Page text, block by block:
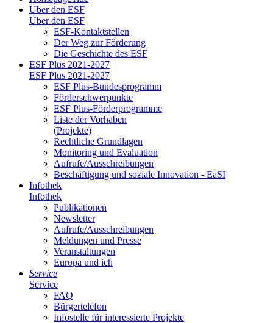
Über den ESF
Über den ESF
ESF-Kon­takt­stel­len
Der Weg zur För­de­rung
Die Ge­schich­te des ESF
ESF Plus 2021-2027
ESF Plus 2021-2027
ESF Plus-Bun­des­pro­gramm
För­der­schwer­punk­te
ESF Plus-För­der­pro­gram­me
Lis­te der Vor­ha­ben
(Pro­jek­te)
Recht­li­che Grund­la­gen
Mo­ni­to­ring und Eva­lua­ti­on
Auf­ru­fe/Aus­schrei­bun­gen
Be­schäf­ti­gung und so­zia­le In­no­va­ti­on - Ea­SI
In­fo­thek
In­fo­thek
Pu­bli­ka­tio­nen
Newslet­ter
Auf­ru­fe/Aus­schrei­bun­gen
Mel­dun­gen und Pres­se
Ver­an­stal­tun­gen
Eu­ro­pa und ich
Ser­vice
Ser­vice
FAQ
Bür­ger­te­le­fon
In­fo­stel­le für in­ter­es­sier­te Pro­jek­te